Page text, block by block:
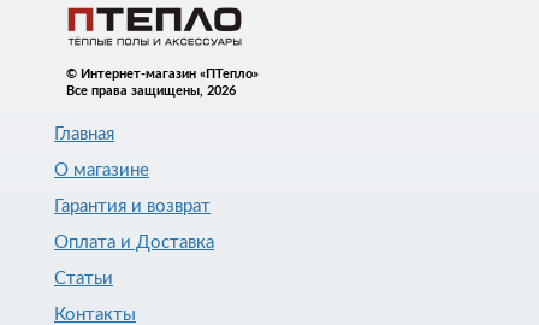
© Интернет-магазин «ПТепло»
Все права защищены, 2026
Главная
О магазине
Гарантия и возврат
Оплата и Доставка
Статьи
Контакты